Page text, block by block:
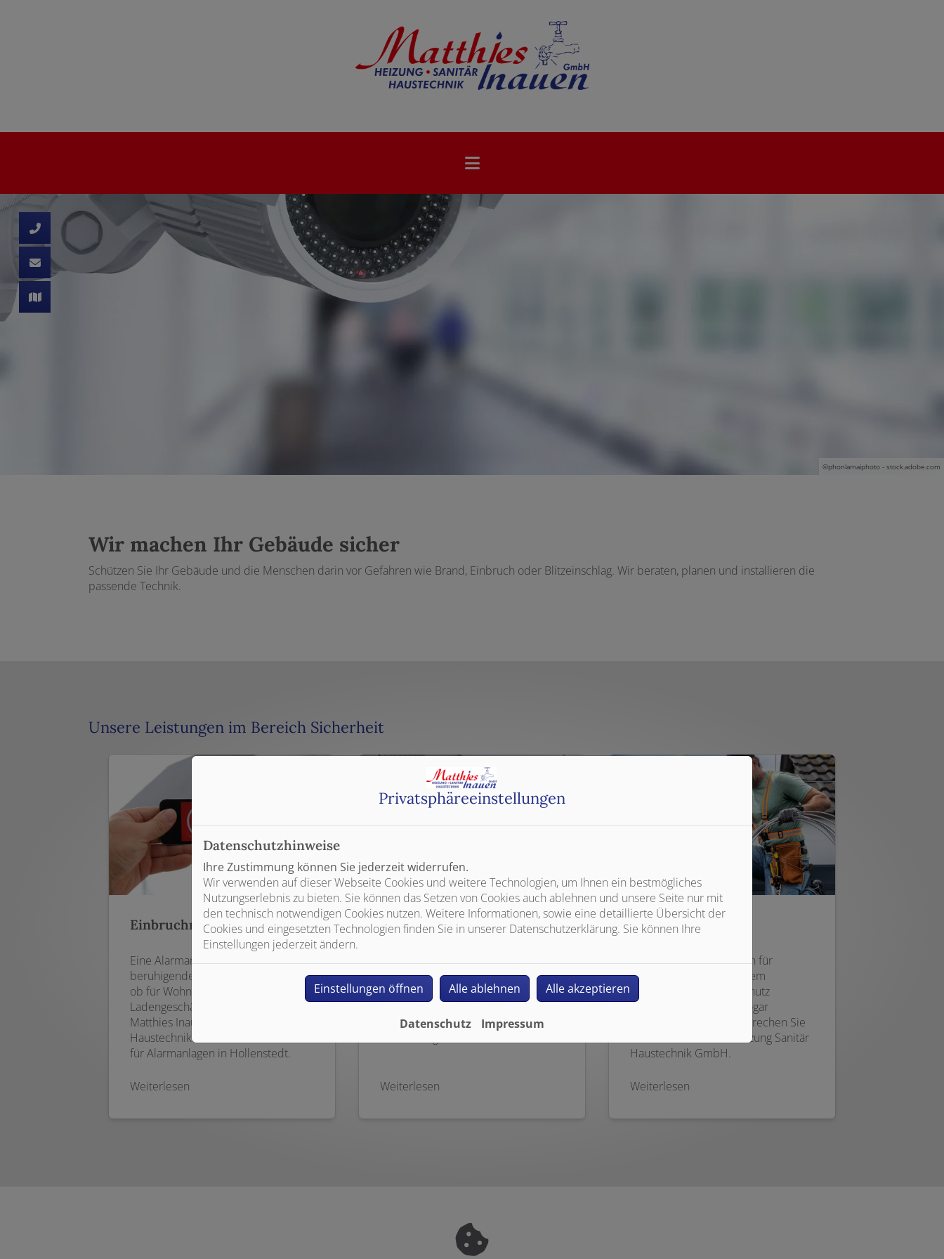
©phonlamaiphoto - stock.adobe.com
Wir machen Ihr Gebäude sicher
Schützen Sie Ihr Gebäude und die Menschen darin vor Gefahren wie Brand, Einbruch oder Blitzeinschlag. Wir beraten, planen und installieren die
passende Technik.
Unsere Leistungen im Bereich Sicherheit
Einbruchmeldeanlagen
Eine Alarmanlage bietet ein
beruhigendes Plus an Sicherheit –
ob für Wohnhäuser, Lagerhallen,
Ladengeschäfte oder Bürogebäude.
Matthies Inauen Heizung Sanitär
Haustechnik GmbH ist Ihr Partner
für Alarmanlagen in Hollenstedt.
Weiterlesen
Brandmeldeanlagen
Insbesondere in größeren
Wohngebäuden, in Büros, Lagern
und Geschäften ist eine
Brandmeldeanlage (BMA) ein Muss.
Wenn es irgendwo brennt, stellt der
Weiterlesen
Blitzschutzanlagen
Kennen Sie die Vorgaben für
Blitzschutzanlagen in ihrem
Gebäude? Ist ein Blitzschutz
empfehlenswert oder sogar
dringend notwendig? Sprechen Sie
mit Matthies Inauen Heizung Sanitär
Haustechnik GmbH.
Weiterlesen
schließen
und schließen
Privatsphäre­einstellungen
Datenschutzhinweise
Ihre Zustimmung können Sie jederzeit widerrufen.
Wir verwenden auf dieser Webseite Cookies und weitere Technologien, um Ihnen ein bestmögliches
Nutzungserlebnis zu bieten. Sie können das Setzen von Cookies auch ablehnen und unsere Seite nur mit
den technisch notwendigen Cookies nutzen. Weitere Informationen, sowie eine detaillierte Übersicht der
Cookies und eingesetzten Technologien finden Sie in unserer Datenschutzerklärung. Sie können Ihre
Einstellungen jederzeit ändern.
Einstellungen öffnen Alle ablehnen Alle akzeptieren
Datenschutz Impressum